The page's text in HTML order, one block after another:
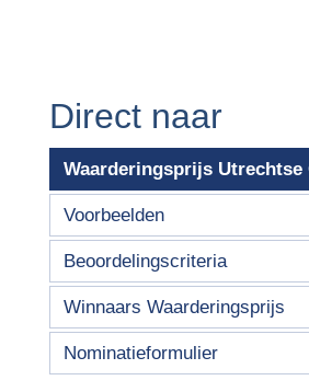
Direct naar
Waarderingsprijs Utrechtse
Voorbeelden
Beoordelingscriteria
Winnaars Waarderingsprijs
Nominatieformulier